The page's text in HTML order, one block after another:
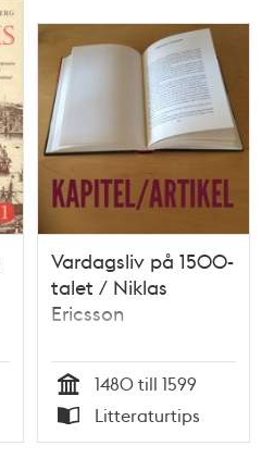
Vardagsliv på 1500-
talet / Niklas
Ericsson
Tid
1480 till 1599
Typ
Litteraturtips